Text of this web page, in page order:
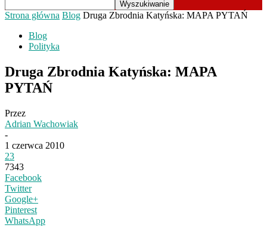
Strona główna Blog Druga Zbrodnia Katyńska: MAPA PYTAŃ
Blog
Polityka
Druga Zbrodnia Katyńska: MAPA
PYTAŃ
Przez
Adrian Wachowiak
-
1 czerwca 2010
23
7343
Facebook
Twitter
Google+
Pinterest
WhatsApp